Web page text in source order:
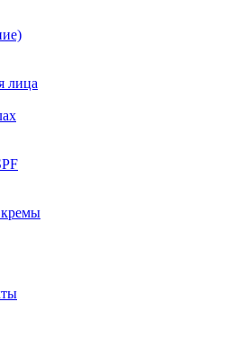
лица